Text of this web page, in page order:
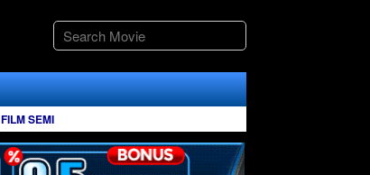
FILM SEMI